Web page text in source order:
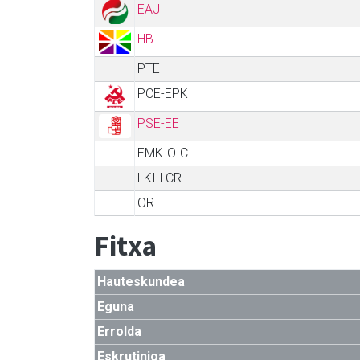
EAJ
HB
PTE
PCE-EPK
PSE-EE
EMK-OIC
LKI-LCR
ORT
Fitxa
Hauteskundea
Eguna
Errolda
Eskrutinioa